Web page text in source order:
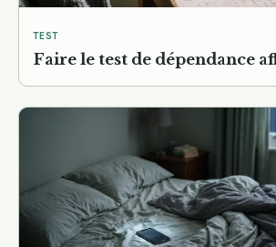
TEST
Faire le test de dépendance